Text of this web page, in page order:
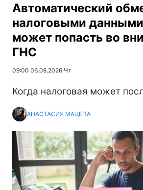
Автоматический
налоговыми
может попасть во
ГНС
09:00 06.08.2026 Чт
Когда налоговая может
АНАСТАСИЯ МАЦЕПА